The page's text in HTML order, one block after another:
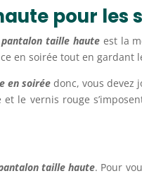
pour les
pantalon taille hauteest la
en soirée tout en
en soiréedonc, vous devez
le vernis rouge
taille haute. Pour